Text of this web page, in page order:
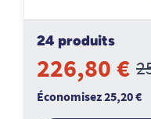
24 produits
226,80 €
Économisez 25,20 €